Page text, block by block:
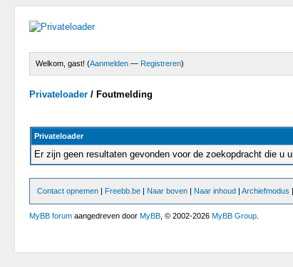
Welkom, gast! (Aanmelden — Registreren)
Privateloader / Foutmelding
Privateloader
Er zijn geen resultaten gevonden voor de zoekopdracht die u
Contact opnemen | Freebb.be | Naar boven | Naar inhoud |Archiefmodus |
MyBB forum aangedreven doorMyBB , © 2002-2026MyBB Group